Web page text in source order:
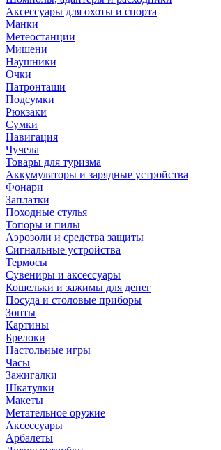
Аксессуары для охоты и спорта
Манки
Метеостанции
Мишени
Наушники
Очки
Патронташи
Подсумки
Рюкзаки
Сумки
Навигация
Чучела
Товары для туризма
Аккумуляторы и зарядные устройства
Фонари
Заплатки
Походные стулья
Топоры и пилы
Аэрозоли и средства защиты
Сигнальные устройства
Термосы
Сувениры и аксессуары
Кошельки и зажимы для денег
Посуда и столовые приборы
Зонты
Картины
Брелоки
Настольные игры
Часы
Зажигалки
Шкатулки
Макеты
Метательное оружие
Аксессуары
Арбалеты